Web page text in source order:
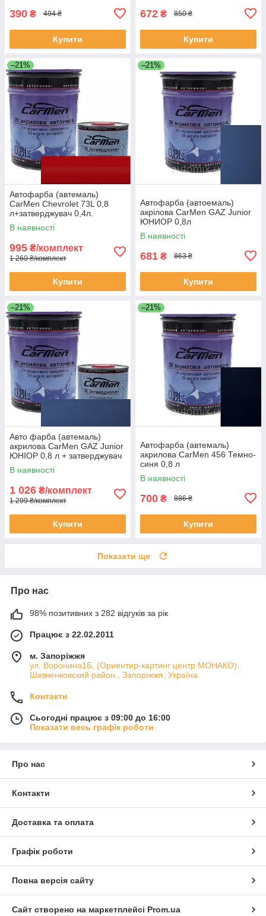
390 ₴ 494 ₴
Купити
672 ₴ 850 ₴
Купити
–21%
Автофарба (автемаль)
CarMen Chevrolet 73L 0,8
л+затверджувач 0,4л.
В наявності
995 ₴/комплект
1 260 ₴/комплект
Купити
–21%
Автофарба (автоемаль)
акрілова CarMen GAZ Junior
ЮНИОР 0,8л
В наявності
681 ₴ 863 ₴
Купити
–21%
Авто фарба (автемаль)
акрилова CarMen GAZ Junior
ЮНІОР 0,8 л + затверджувач
0,4 л
В наявності
1 026 ₴/комплект
1 299 ₴/комплект
Купити
–21%
Автофарба (автемаль)
акрилова CarMen 456 Темно-
синя 0,8 л
В наявності
700 ₴ 886 ₴
Купити
Показати ще
Про нас
98% позитивних з 282 відгуків за рік
Працює з 22.02.2011
м. Запоріжжя
ул. Воронина1Б, (Ориентир-картинг центр МОНАКО),
Шевченковский район., Запоріжжя, Україна
Контакти
Сьогодні працює з 09:00 до 16:00
Показати весь графік роботи
Про нас
Контакти
Доставка та оплата
Графік роботи
Повна версія сайту
Сайт створено на маркетплейсі Prom.ua